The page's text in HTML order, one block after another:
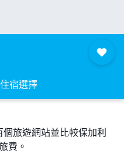
住宿選擇
旅遊網站並比較保加利
費。